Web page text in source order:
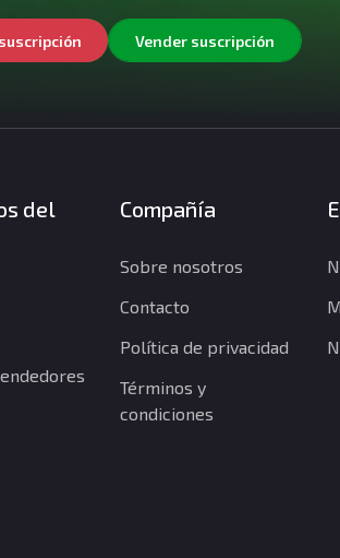
Vender suscripción
del
Compañía
Sobre nosotros
Contacto
Política de privacidad
Términos y
condiciones